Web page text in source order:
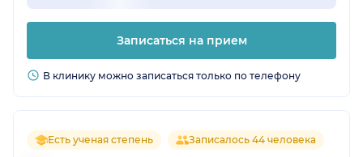
Записаться на прием
В клинику можно записаться только по телефону
Есть ученая степень Записалось 44 человека